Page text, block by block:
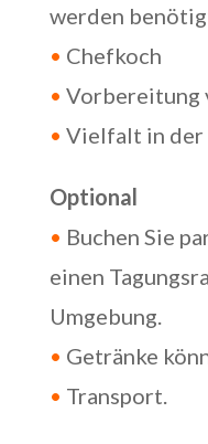
werden
• Chefkoch
• Vorbereitung
• Vielfalt in der
Optional
• Buchen Sie
einen
Umgebung.
• Getränke
• Transport.